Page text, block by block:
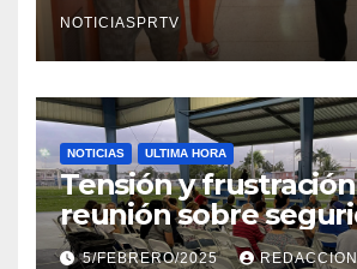
NOTICIASPRTV
NOTICIAS ULTIMA HORA
Tensión y
reunión sobre
Reparto
5/FEBRERO/2025 REDACCION